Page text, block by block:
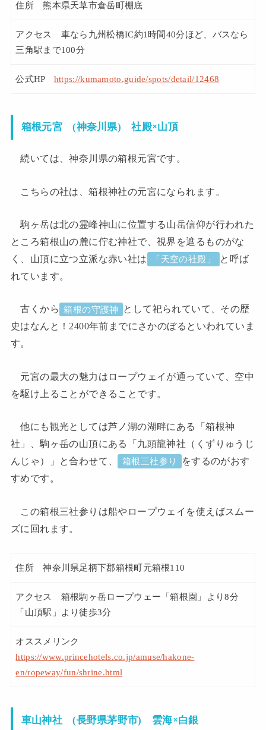
住所 熊本県天草市倉岳町棚底
アクセス 車なら九州松橋IC約1時間40分ほど、バスなら
三角駅まで100分
公式HP https://kumamoto.guide/spots/detail/12468
箱根元宮 (神奈川県) 社殿×山頂
続いては、神奈川県の箱根元宮です。
こちらの社は、箱根神社の元宮になられます。
駒ヶ岳は北の霊峰神山に位置する山岳信仰が行われた
ところ箱根山の麓に佇む神社で、視界を遮るものがな
く、山頂に立つ立派な赤い社は
「天空の社殿」
と呼ば
れています。
古くから 箱根の守護神
として祀られていて、その歴
史はなんと！2400年前までにさかのぼるといわれていま
す。
元宮の最大の魅力はロープウェイが通っていて、空中
を駆け上ることができることです。
他にも観光としては芦ノ湖の湖畔にある「箱根神
社」、駒ヶ岳の山頂にある「九頭龍神社（くずりゅうじ
んじゃ）」と合わせて、
箱根三社参り
をするのがおす
すめです。
この箱根三社参りは船やロープウェイを使えばスムー
ズに回れます。
住所 神奈川県足柄下郡箱根町元箱根110
アクセス 箱根駒ヶ岳ロープウェー「箱根園」より8分
「山頂駅」より徒歩3分
オススメリンク
https://www.princehotels.co.jp/amuse/hakone-
en/ropeway/fun/shrine.html
車山神社 (長野県茅野市) 雲海×白銀